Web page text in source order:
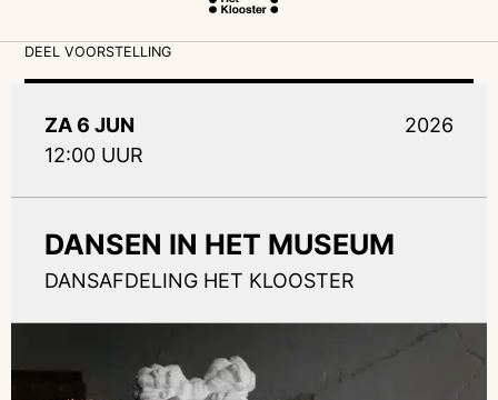
DEEL VOORSTELLING
ZA 6 JUN
12:00 UUR
2026
DANSEN IN HET MUSEUM
DANSAFDELING HET KLOOSTER